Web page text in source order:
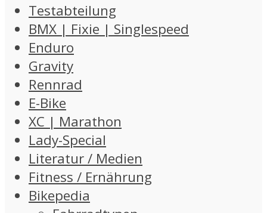
Testabteilung
BMX | Fixie | Singlespeed
Enduro
Gravity
Rennrad
E-Bike
XC | Marathon
Lady-Special
Literatur / Medien
Fitness / Ernährung
Bikepedia